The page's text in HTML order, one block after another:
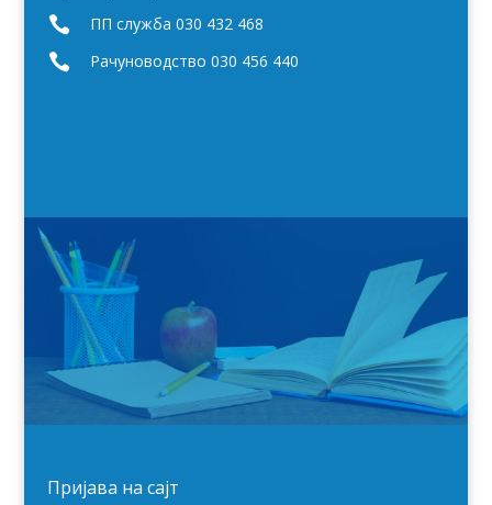
 ПП служба 030 432 468
 Рачуноводство 030 456 440
Пријава на сајт